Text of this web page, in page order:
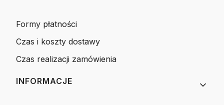
Formy płatności
Czas i koszty dostawy
Czas realizacji zamówienia
INFORMACJE